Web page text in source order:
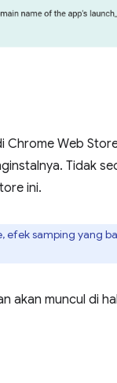
Chrome Web
Tidak
ini.
efek samping yang
akan muncul di